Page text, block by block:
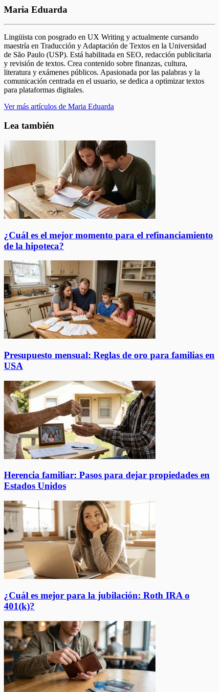
Maria Eduarda
Lingüista con posgrado en UX Writing y actualmente cursando
maestría en Traducción y Adaptación de Textos en la Universidad
de São Paulo (USP). Está habilitada en SEO, redacción publicitaria
y revisión de textos. Crea contenido sobre finanzas, cultura,
literatura y exámenes públicos. Apasionada por las palabras y la
comunicación centrada en el usuario, se dedica a optimizar textos
para plataformas digitales.
Ver más artículos de Maria Eduarda
Lea también
¿Cuál es el mejor momento para el refinanciamiento
de la hipoteca?
Presupuesto mensual: Reglas de oro para familias en
USA
Herencia familiar: Pasos para dejar propiedades en
Estados Unidos
¿Cuál es mejor para la jubilación: Roth IRA o
401(k)?